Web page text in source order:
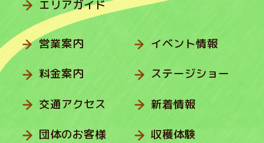
エリアガイド
営業案内
料金案内
交通アクセス
団体のお客様
イベント情報
ステージショー
新着情報
収穫体験